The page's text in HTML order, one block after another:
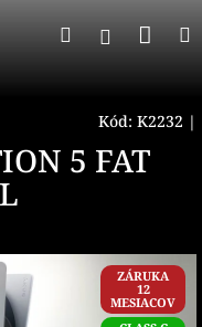
Hľadať
Kód: K2232 |
5 FAT
ZÁRUKA
12
MESIACOV